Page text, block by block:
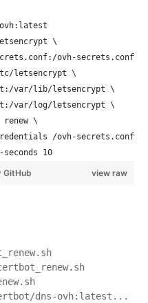
\
ovh-secrets.conf \
letsencrypt \
var/lib/letsencrypt \
var/log/letsencrypt \
renew \
/ovh-secrets.conf \
seconds 10
view raw
GitHub
dns-ovh:latest...